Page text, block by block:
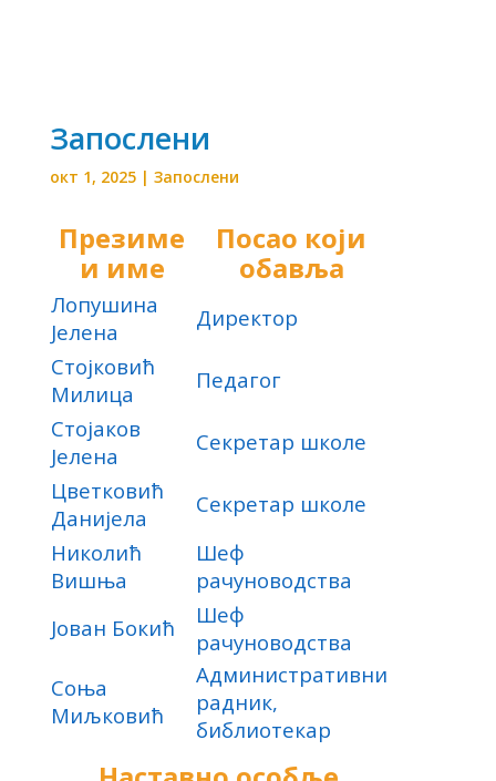
Запослени
окт 1, 2025| Запослени
Презиме
и име
Посао који
обавља
Лопушина
Јелена
Директор
Стојковић
Милица
Педагог
Стојаков
Јелена
Секретар школе
Цветковић
Данијела
Секретар школе
Николић
Вишња
Шеф
рачуноводства
Јован Бокић
Шеф
рачуноводства
Соња
Миљковић
Административни
радник,
библиотекар